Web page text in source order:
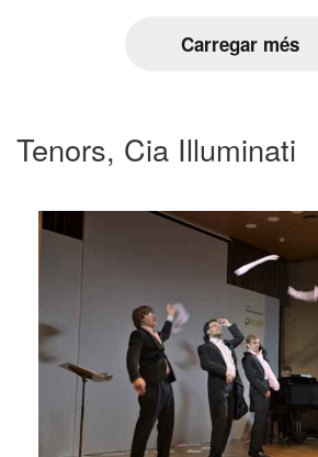
Carregar més
Tenors, Cia Illuminati